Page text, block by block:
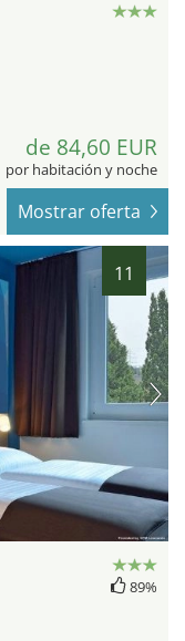
de 84,60 EUR
por habitación y noche
Mostrar oferta
11
89%